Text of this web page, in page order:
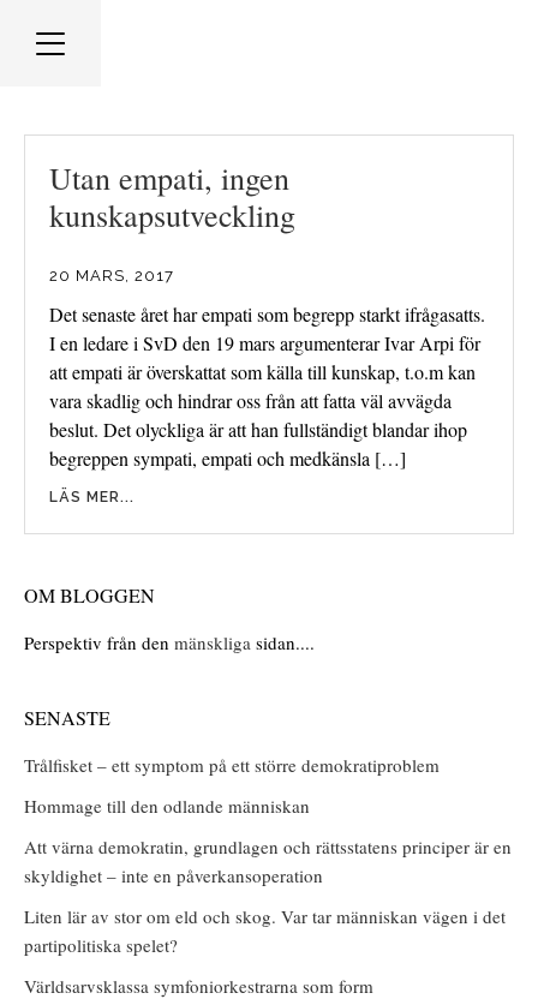
Utan empati, ingen
kunskapsutveckling
20 MARS, 2017
Det senaste året har empati som begrepp starkt ifrågasatts.
I en ledare i SvD den 19 mars argumenterar Ivar Arpi för
att empati är överskattat som källa till kunskap, t.o.m kan
vara skadlig och hindrar oss från att fatta väl avvägda
beslut. Det olyckliga är att han fullständigt blandar ihop
begreppen sympati, empati och medkänsla […]
LÄS MER...
OM BLOGGEN
Perspektiv från den mänskliga sidan....
SENASTE
Trålfisket – ett symptom på ett större demokratiproblem
Hommage till den odlande människan
Att värna demokratin, grundlagen och rättsstatens principer är en
skyldighet – inte en påverkansoperation
Liten lär av stor om eld och skog. Var tar människan vägen i det
partipolitiska spelet?
Världsarvsklassa symfoniorkestrarna som form